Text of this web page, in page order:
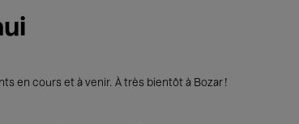
en cours et à venir. À très bientôt à Bozar !